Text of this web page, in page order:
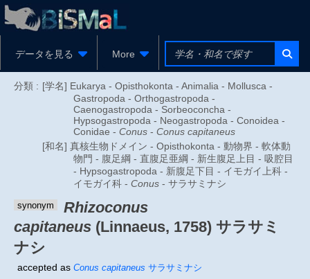
データを見る More
分類 : [学名] Eukarya - Opisthokonta - Animalia - Mollusca -
Gastropoda - Orthogastropoda -
Caenogastropoda - Sorbeoconcha -
Hypsogastropoda - Neogastropoda - Conoidea -
Conidae - Conus - Conus capitaneus
[和名] 真核生物ドメイン - Opisthokonta - 動物界 - 軟体動
物門 - 腹足綱 - 直腹足亜綱 - 新生腹足上目 - 吸腔目
- Hypsogastropoda - 新腹足下目 - イモガイ上科 -
イモガイ科 - Conus - サラサミナシ
synonym
Rhizoconus
capitaneus (Linnaeus, 1758) サラサミ
ナシ
accepted as Conus capitaneus サラサミナシ